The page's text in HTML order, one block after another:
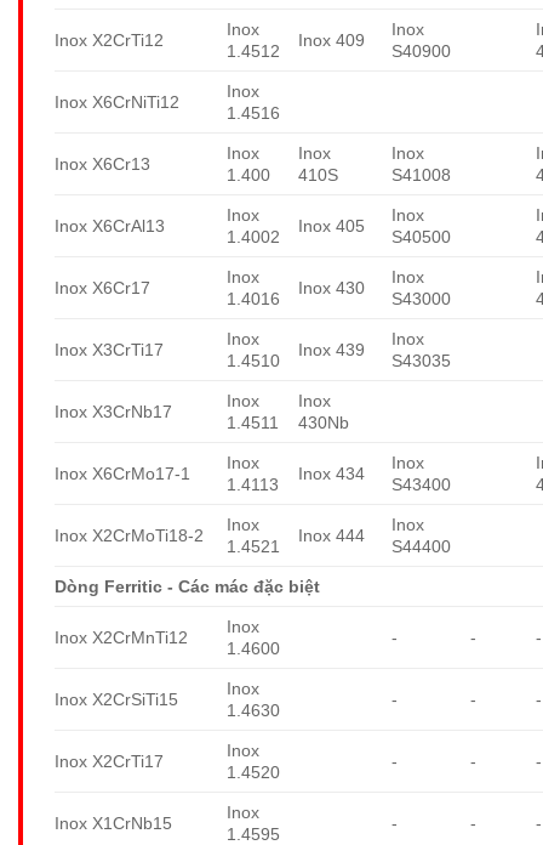
Inox X2CrTi12
Inox
1.4512
Inox 409
Inox
S40900
Inox X6CrNiTi12
Inox
1.4516
Inox X6Cr13
Inox
1.400
Inox
410S
Inox
S41008
Inox X6CrAl13
Inox
1.4002
Inox 405
Inox
S40500
Inox X6Cr17
Inox
1.4016
Inox 430
Inox
S43000
Inox X3CrTi17
Inox
1.4510
Inox 439
Inox
S43035
Inox X3CrNb17
Inox
1.4511
Inox
430Nb
Inox X6CrMo17-1
Inox
1.4113
Inox 434
Inox
S43400
Inox X2CrMoTi18-2
Inox
1.4521
Inox 444
Inox
S44400
Dòng Ferritic - Các mác đặc biệt
Inox X2CrMnTi12
Inox
1.4600
- - -
Inox X2CrSiTi15
Inox
1.4630
- - -
Inox X2CrTi17
Inox
1.4520
- - -
Inox X1CrNb15
Inox
1.4595
- - -